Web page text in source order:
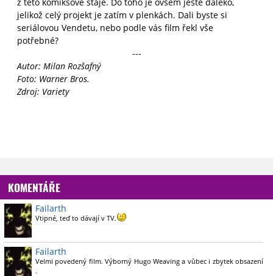
jelikož celý projekt je zatím v plenkách. Dali byste si
seriálovou Vendetu, nebo podle vás film řekl vše
potřebné?
---
Autor: Milan Rozšafný
Foto: Warner Bros.
Zdroj: Variety
KOMENTÁŘE
Failarth
Vtipné, teď to dávají v TV.
Failarth
Velmi povedený film. Výborný Hugo Weaving a vůbec i zbytek obsazení
.